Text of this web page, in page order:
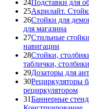
24Подставки для
25Акрилайт.
26Стойки для
для магазина
27Стильные
навигации
28Стойки,
таблички, столбики
29Дозаторы для
30Рециркуляторы
рециркулятором
31Баннерные